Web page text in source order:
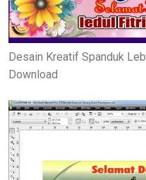
Desain Kreatif Spanduk
Download